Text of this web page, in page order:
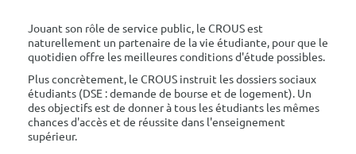
Jouant son rôle de service public, le CROUS est
naturellement un partenaire de la vie étudiante, pour que le
quotidien offre les meilleures conditions d'étude possibles.
Plus concrètement, le CROUS instruit les dossiers sociaux
étudiants (DSE : demande de bourse et de logement). Un
des objectifs est de donner à tous les étudiants les mêmes
chances d'accès et de réussite dans l'enseignement
supérieur.